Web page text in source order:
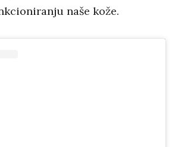
naše kože.